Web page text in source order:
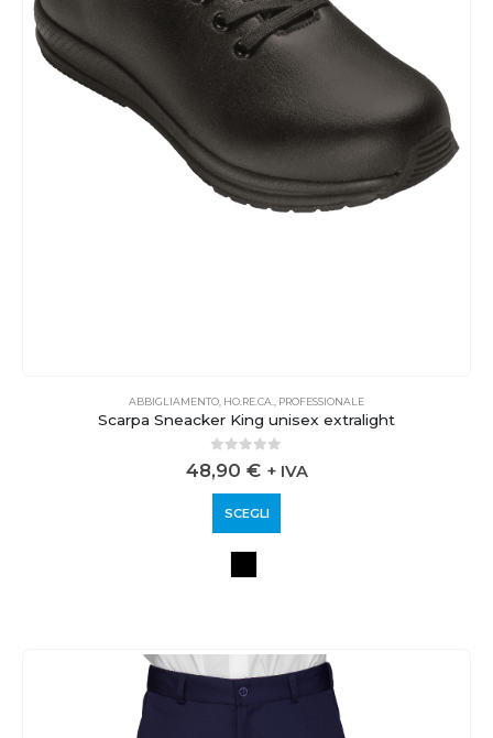
ABBIGLIAMENTO HO.RE.CA. PROFESSIONALE
Scarpa Sneacker King unisex extralight
0out of 5
48,90 € + IVA
SCEGLI